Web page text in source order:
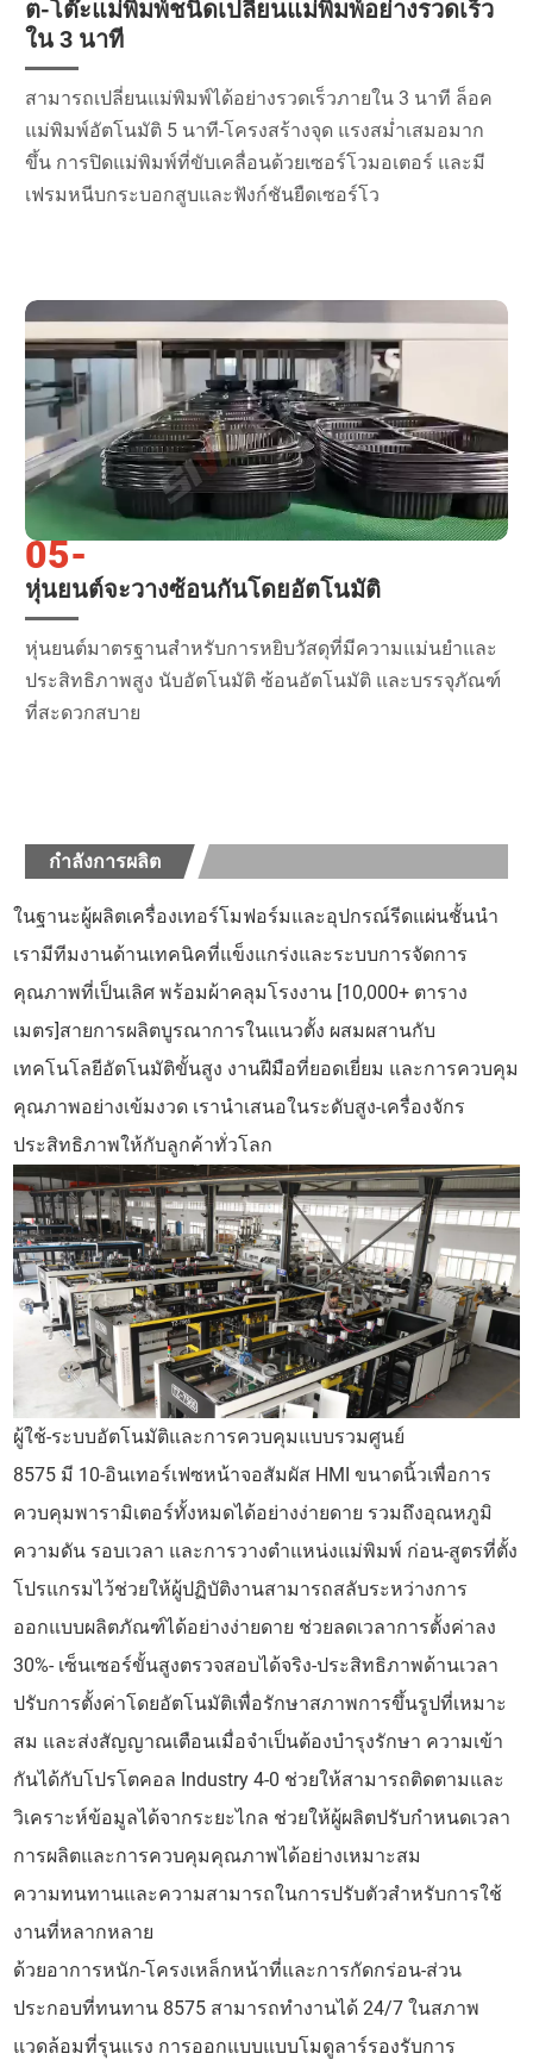
ต-โต๊ะแม่พิมพ์ชนิดเปลี่ยนแม่พิมพ์อย่างรวดเร็ว
ใน 3 นาที
สามารถเปลี่ยนแม่พิมพ์ได้อย่างรวดเร็วภายใน 3 นาที ล็อค
แม่พิมพ์อัตโนมัติ 5 นาที-โครงสร้างจุด แรงสม่ำเสมอมาก
ขึ้น การปิดแม่พิมพ์ที่ขับเคลื่อนด้วยเซอร์โวมอเตอร์ และมี
เฟรมหนีบกระบอกสูบและฟังก์ชันยืดเซอร์โว
05-
หุ่นยนต์จะวางซ้อนกันโดยอัตโนมัติ
หุ่นยนต์มาตรฐานสำหรับการหยิบวัสดุที่มีความแม่นยำและ
ประสิทธิภาพสูง นับอัตโนมัติ ซ้อนอัตโนมัติ และบรรจุภัณฑ์
ที่สะดวกสบาย
กำลังการผลิต
ในฐานะผู้ผลิตเครื่องเทอร์โมฟอร์มและอุปกรณ์รีดแผ่นชั้นนำ
เรามีทีมงานด้านเทคนิคที่แข็งแกร่งและระบบการจัดการ
คุณภาพที่เป็นเลิศ พร้อมผ้าคลุมโรงงาน [10,000+ ตาราง
เมตร]สายการผลิตบูรณาการในแนวตั้ง ผสมผสานกับ
เทคโนโลยีอัตโนมัติขั้นสูง งานฝีมือที่ยอดเยี่ยม และการควบคุม
คุณภาพอย่างเข้มงวด เรานำเสนอในระดับสูง-เครื่องจักร
ประสิทธิภาพให้กับลูกค้าทั่วโลก
ผู้ใช้-ระบบอัตโนมัติและการควบคุมแบบรวมศูนย์
8575 มี 10-อินเทอร์เฟซหน้าจอสัมผัส HMI ขนาดนิ้วเพื่อการ
ควบคุมพารามิเตอร์ทั้งหมดได้อย่างง่ายดาย รวมถึงอุณหภูมิ
ความดัน รอบเวลา และการวางตำแหน่งแม่พิมพ์ ก่อน-สูตรที่ตั้ง
โปรแกรมไว้ช่วยให้ผู้ปฏิบัติงานสามารถสลับระหว่างการ
ออกแบบผลิตภัณฑ์ได้อย่างง่ายดาย ช่วยลดเวลาการตั้งค่าลง
30%- เซ็นเซอร์ขั้นสูงตรวจสอบได้จริง-ประสิทธิภาพด้านเวลา
ปรับการตั้งค่าโดยอัตโนมัติเพื่อรักษาสภาพการขึ้นรูปที่เหมาะ
สม และส่งสัญญาณเตือนเมื่อจำเป็นต้องบำรุงรักษา ความเข้า
กันได้กับโปรโตคอล Industry 4-0 ช่วยให้สามารถติดตามและ
วิเคราะห์ข้อมูลได้จากระยะไกล ช่วยให้ผู้ผลิตปรับกำหนดเวลา
การผลิตและการควบคุมคุณภาพได้อย่างเหมาะสม
ความทนทานและความสามารถในการปรับตัวสำหรับการใช้
งานที่หลากหลาย
ด้วยอาการหนัก-โครงเหล็กหน้าที่และการกัดกร่อน-ส่วน
ประกอบที่ทนทาน 8575 สามารถทำงานได้ 24/7 ในสภาพ
แวดล้อมที่รุนแรง การออกแบบแบบโมดูลาร์รองรับการ